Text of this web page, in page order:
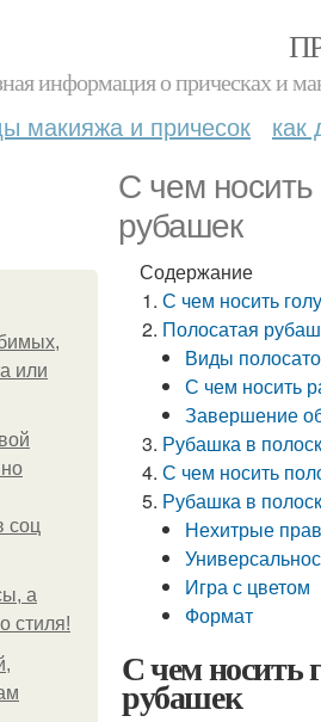
информация о прическах и
макияжа и причесок как
С чем носить
рубашек
или
соц
а
стиля!
Содержание
С чем носить
Полосатая
Виды
С чем носить
Завершение
Рубашка в
С чем носить
Рубашка в
Нехитрые
Игра с цветом
Формат
С чем носить
рубашек